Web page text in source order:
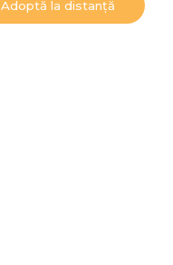
Adoptă la distanță